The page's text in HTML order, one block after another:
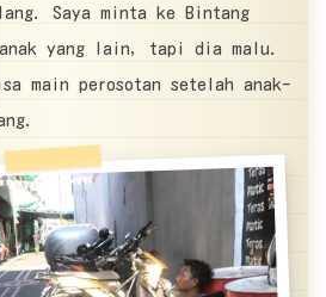
Saya minta ke Bintang
yang lain, tapi dia malu.
main perosotan setelah anak-